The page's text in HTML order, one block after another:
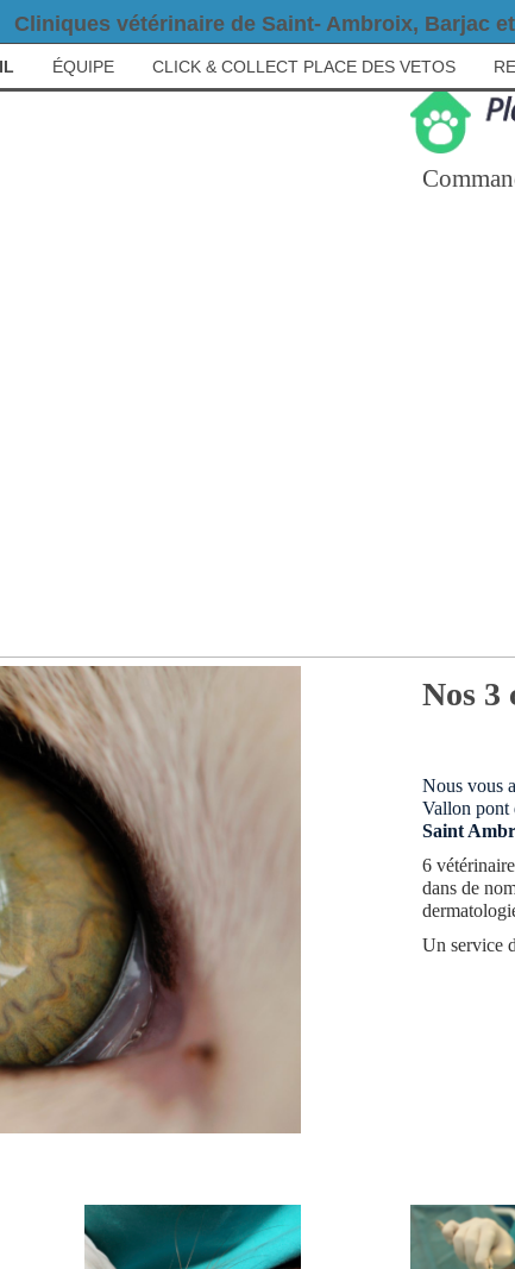
Cliniques vétérinaire de Saint- Ambroix, Barjac
ÉQUIPE CLICK & COLLECT PLACE DES VETOS
Nos 3
Nous vous
Vallon pont
Saint
6
dans de
Un service